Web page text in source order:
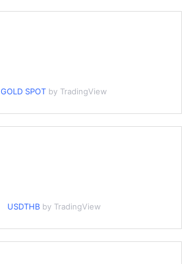
GOLD SPOT by TradingView
USDTHB by TradingView